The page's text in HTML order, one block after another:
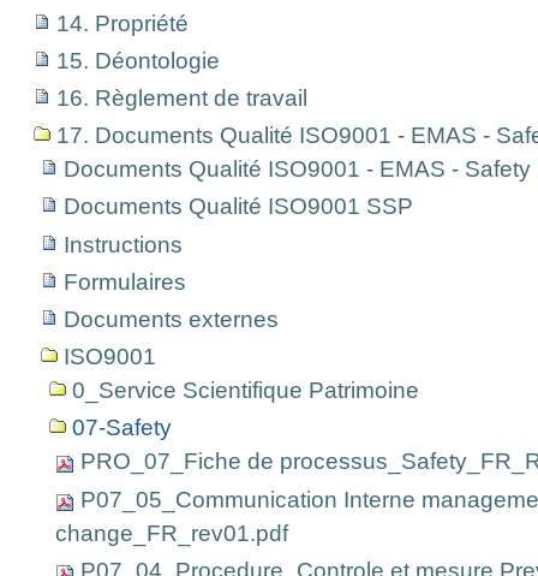
14. Propriété
15. Déontologie
16. Règlement de travail
17. Documents Qualité ISO9001 - EMAS -
Documents Qualité ISO9001 - EMAS - Safety
Documents Qualité ISO9001 SSP
Instructions
Formulaires
Documents externes
ISO9001
0_Service Scientifique Patrimoine
07-Safety
PRO_07_Fiche de
P07_05_Communication Interne
change_FR_rev01.pdf
P07_04_Procedure_Controle et mesure